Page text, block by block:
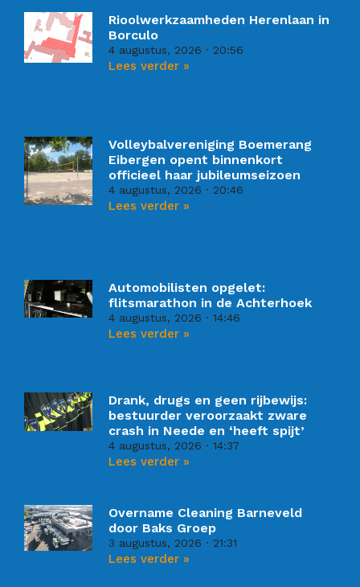
Rioolwerkzaamheden Herenlaan in
Borculo
4 augustus, 2026 20:56
Lees verder »
Volleybalvereniging Boemerang
Eibergen opent binnenkort
officieel haar jubileumseizoen
4 augustus, 2026 20:46
Lees verder »
Automobilisten opgelet:
flitsmarathon in de Achterhoek
4 augustus, 2026 14:46
Lees verder »
Drank, drugs en geen rijbewijs:
bestuurder veroorzaakt zware
crash in Neede en ‘heeft spijt’
4 augustus, 2026 14:37
Lees verder »
Overname Cleaning Barneveld
door Baks Groep
3 augustus, 2026 21:31
Lees verder »